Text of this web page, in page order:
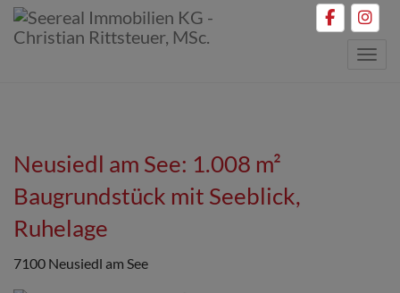
Neusiedl am See: 1.008 m²
Baugrundstück mit Seeblick,
Ruhelage
7100 Neusiedl am See